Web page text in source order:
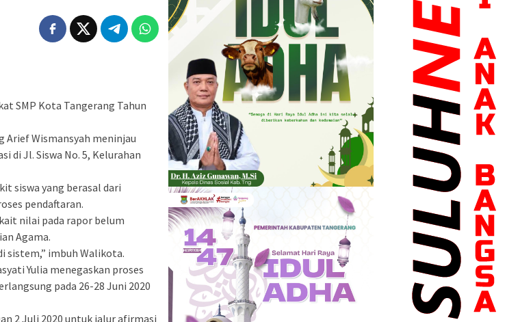
SMP Kota Tangerang Tahun
Arief Wismansyah meninjau
di Jl. Siswa No. 5, Kelurahan
siswa yang berasal dari
pendaftaran.
nilai pada rapor belum
Agama.
sistem,” imbuh Walikota.
Yulia menegaskan proses
pada 26-28 Juni 2020
2 Juli 2020 untuk jalur afirmasi